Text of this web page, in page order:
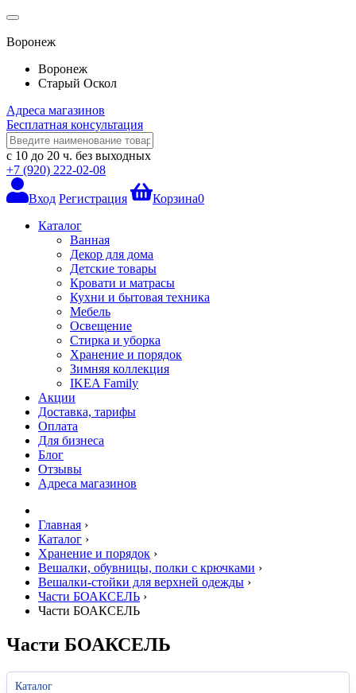
Воронеж
Воронеж
Старый Оскол
Адреса магазинов
Бесплатная консультация
с 10 до 20 ч. без выходных
+7 (920) 222-02-08
Вход Регистрация Корзина0
Каталог
Ванная
Декор для дома
Детские товары
Кровати и матрасы
Кухни и бытовая техника
Мебель
Освещение
Стирка и уборка
Хранение и порядок
Зимняя коллекция
IKEA Family
Акции
Доставка, тарифы
Оплата
Для бизнеса
Блог
Отзывы
Адреса магазинов
Главная ›
Каталог ›
Хранение и порядок ›
Вешалки, обувницы, полки с крючками ›
Вешалки-стойки для верхней одежды ›
Части БОАКСЕЛЬ ›
Части БОАКСЕЛЬ
Части БОАКСЕЛЬ
Каталог